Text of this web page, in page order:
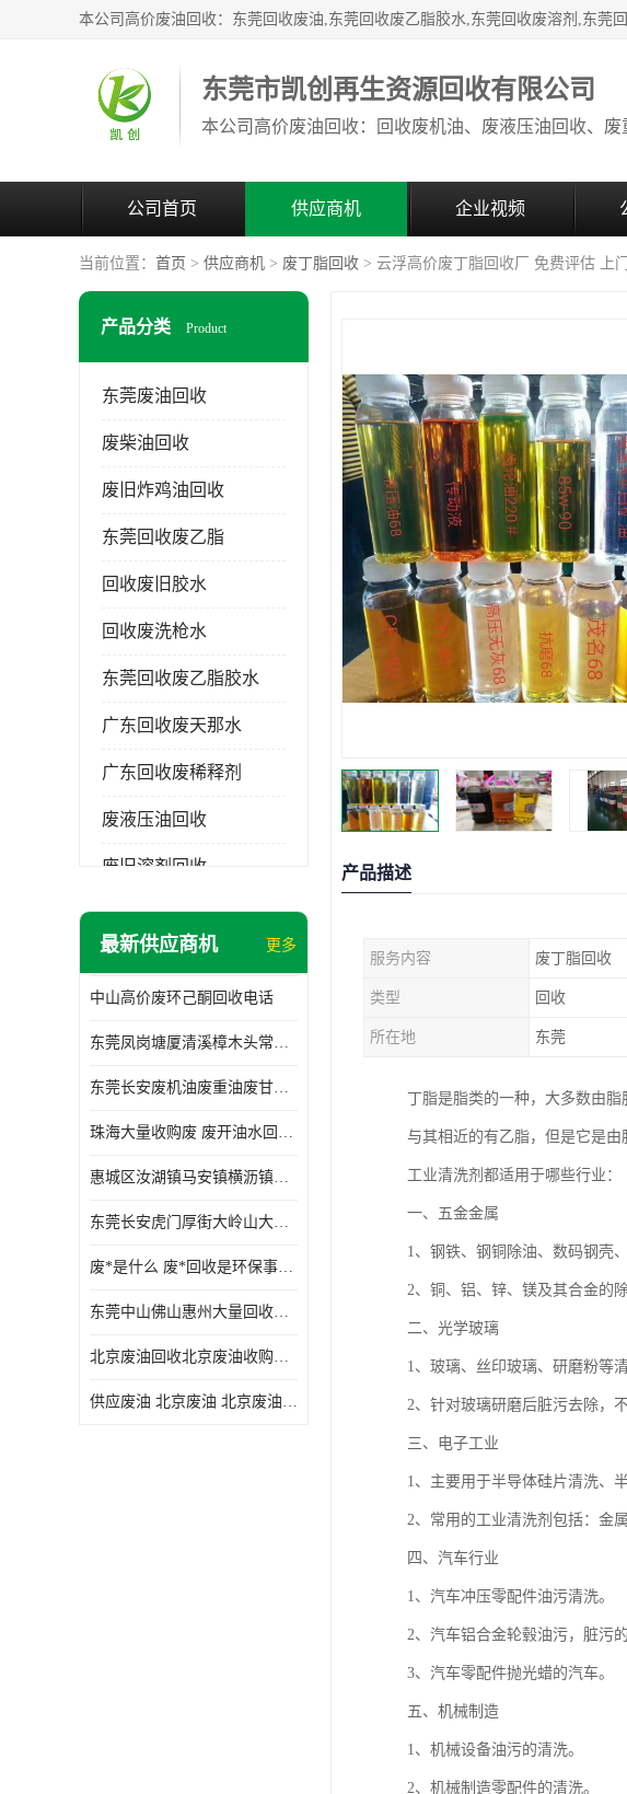
东莞市凯创再生资源回收有限公司
公司首页 供应商机 企业视频
当前位置： 首页 > 供应商机 > 废丁脂回收 > 云浮高价废丁脂回收厂 免费评估 上
产品分类 Product
东莞废油回收
废柴油回收
废旧炸鸡油回收
东莞回收废乙脂
回收废旧胶水
回收废洗枪水
东莞回收废乙脂胶水
广东回收废天那水
广东回收废稀释剂
废液压油回收
废旧溶剂回收
东莞回收废溶剂
废三氯乙烯回收
废混合溶剂回收
最新供应商机 更多
中山高价废环己酮回收电话
东莞凤岗塘厦清溪樟木头常平废液压油 废火花机油 废 废切削油 废齿轮油 废导轨油 废螺杆油
东莞长安废机油废重油废甘油废矿物油废燃料油废废润滑油废火花机油废油废齿轮油
珠海大量收购废 废开油水回收废酒精废废乙酯胶水废洗枪水废开油水废二废三氯丁脂乙脂废甲
惠城区汝湖镇马安镇横沥镇芦洲镇 惠阳新圩镇镇镇沙田镇废机油废液压油废润滑油废废火花机油废白电油废废齿轮油废白矿油废变压器油废燃料油
东莞长安虎门厚街大岭山大量回收废开油水废洗枪水废稀释剂
废*是什么 废*回收是环保事业吗
东莞中山佛山惠州大量回收废机油，废液压油，废润滑油，废，废火花机油，废白电油，废，废齿轮油，废白矿油，废变压器油，废燃料油，废切削油
北京废油回收北京废油收购再生注意的事项
供应废油 北京废油 北京废油回收 废油收购
产品描述
服务内容 废丁脂回收
类型 回收
所在地 东莞
丁脂是脂类的一种，大多数由
与其相近的有乙脂，但是它是由
工业清洗剂都适用于哪些行业：
一、五金金属
1、钢铁、钢铜除油、数码钢壳
2、铜、铝、锌、镁及其合金的
二、光学玻璃
1、玻璃、丝印玻璃、研磨粉等清
2、针对玻璃研磨后脏污去除，
三、电子工业
1、主要用于半导体硅片清洗、
2、常用的工业清洗剂包括：金
四、汽车行业
1、汽车冲压零配件油污清洗。
2、汽车铝合金轮毂油污，脏污的
3、汽车零配件抛光蜡的汽车。
五、机械制造
1、机械设备油污的清洗。
2、机械制造零配件的清洗。